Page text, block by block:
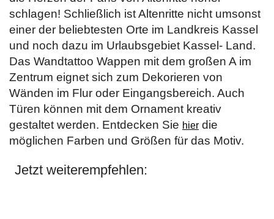
schlagen! Schließlich ist Altenritte nicht umsonst
einer der beliebtesten Orte im Landkreis Kassel
und noch dazu im Urlaubsgebiet Kassel- Land.
Das Wandtattoo Wappen mit dem großen A im
Zentrum eignet sich zum Dekorieren von
Wänden im Flur oder Eingangsbereich. Auch
Türen können mit dem Ornament kreativ
gestaltet werden. Entdecken Sie hier die
möglichen Farben und Größen für das Motiv.
Jetzt weiterempfehlen: